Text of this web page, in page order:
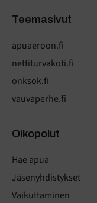
Teemasivut
apuaeroon.fi
nettiturvakoti.fi
onksok.fi
vauvaperhe.fi
Oikopolut
Hae apua
Jäsenyhdistykset
Vaikuttaminen